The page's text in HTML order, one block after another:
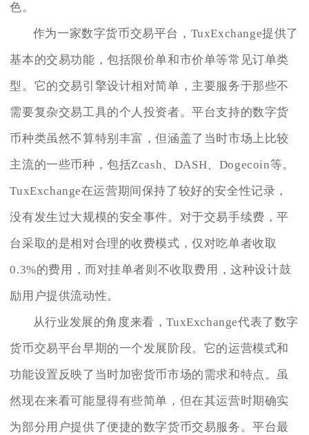
色。
作为一家数字货币交易平台，TuxExchange提供了
基本的交易功能，包括限价单和市价单等常见订单类
型。它的交易引擎设计相对简单，主要服务于那些不
需要复杂交易工具的个人投资者。平台支持的数字货
币种类虽然不算特别丰富，但涵盖了当时市场上比较
主流的一些币种，包括Zcash、DASH、Dogecoin等。
TuxExchange在运营期间保持了较好的安全性记录，
没有发生过大规模的安全事件。对于交易手续费，平
台采取的是相对合理的收费模式，仅对吃单者收取
0.3%的费用，而对挂单者则不收取费用，这种设计鼓
励用户提供流动性。
从行业发展的角度来看，TuxExchange代表了数字
货币交易平台早期的一个发展阶段。它的运营模式和
功能设置反映了当时加密货币市场的需求和特点。虽
然现在来看可能显得有些简单，但在其运营时期确实
为部分用户提供了便捷的数字货币交易服务。平台最